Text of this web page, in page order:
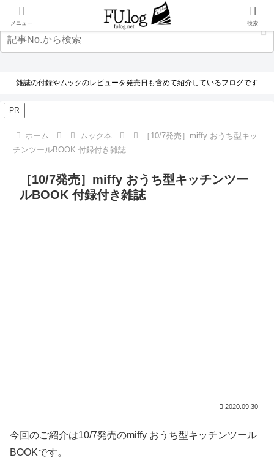
雑誌の付録やムックのレビューを発売日も含めて紹介しているフログです
PR
ホーム ムック本
［10/7発売］miffy おうち型キッ
チンツールBOOK 付録付き雑誌
［10/7発売］miffy おうち型キッチンツー
ルBOOK 付録付き雑誌
2020.09.30
今回のご紹介は10/7発売のmiffy おうち型キッチンツール
BOOKです。
メニュー 検索